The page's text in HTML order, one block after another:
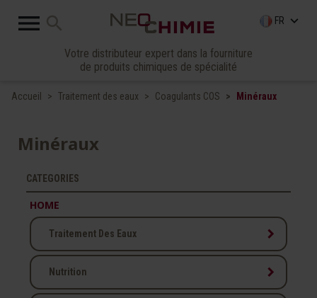
 search FR keyboard_arrow_down
Votre distributeur expert dans la fourniture
de produits chimiques de spécialité
Accueil Traitement des eaux Coagulants COS Minéraux
Minéraux
CATEGORIES
HOME
Traitement Des Eaux keyboard_arrow_right
Nutrition keyboard_arrow_right